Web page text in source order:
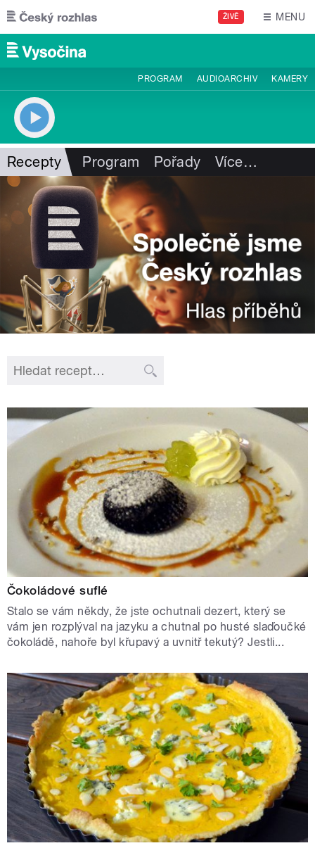
Přejít k hlavnímu obsahu
ŽIVĚ MENU
PROGRAM AUDIOARCHIV KAMERY
Recepty Program Pořady Více…
Čokoládové suflé
Stalo se vám někdy, že jste ochutnali dezert, který se
vám jen rozplýval na jazyku a chutnal po husté slaďoučké
čokoládě, nahoře byl křupavý a uvnitř tekutý? Jestli...